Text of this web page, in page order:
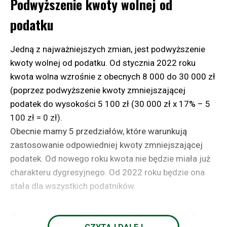
Wyzwania i ograniczenia
Inwestycja początkowa: zakup sprzętu wymaga
znaczących nakładów finansowych.
Czasochłonność: proces wymaga
odpowiedniego przygotowania surowca oraz
obsługi maszyn.
Jakość surowca: nieodpowiednio wysuszone lub
przygotowane materiały mogą obniżyć wartość
opałową paliwa.
Podsumowanie
Produkcja brykietu i pelletu w gospodarstwie rolnym
wykorzystać zasoby biomasy. Jest to nie tylko sposób
stron. Odpowiednio regulując fotel kierowcy i dbając
o idealne umiejscowienie lusterek, zapewniamy sobie
komfortową jazdę, ale również zwiększamy kontrolę
nad pojazdem. Nie wspominając o tym, że za dobrze
ustawiony fotel podziękują nam nasze plecy i szyja.
Nie ufaj w 100% technologii
Dziś nowoczesne traktory i maszyny rolnicze są
naszpikowane elektroniką i nowoczesnymi
rozwiązaniami. Jednak nawet sprawdzone aplikacje
nie zastąpią naszej rozwagi. Np. stosując
hydrauliczne podnośniki, tak pomocne w przyczepach,
zawsze zachowaj odpowiedni dystans i ostrożność.
Zmniejszone ciśnienie może sprawić, że układ
nierozważnego rolnika. Zawsze stosuj blokadę, np.
Podwyższenie kwoty wolnej od
podatku
Jedną z najważniejszych zmian, jest podwyższenie
kwoty wolnej od podatku. Od stycznia 2022 roku
kwota wolna wzrośnie z obecnych 8 000 do 30 000 zł
(poprzez podwyższenie kwoty zmniejszającej
podatek do wysokości 5 100 zł (30 000 zł x 17% – 5
100 zł = 0 zł).
Obecnie mamy 5 przedziałów, które warunkują
zastosowanie odpowiedniej kwoty zmniejszającej
podatek. Od nowego roku kwota nie będzie miała już
charakteru dygresyjnego. Od 2022 roku będzie ona
stała dla wszystkich podatników.
Kwota zmniejszająca podatek – jak